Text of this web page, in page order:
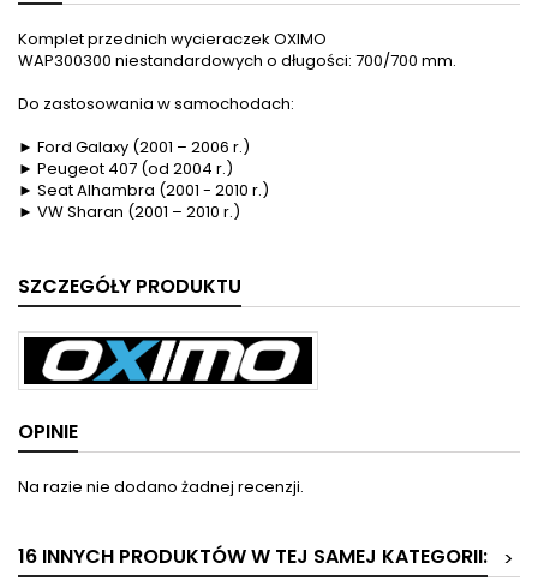
Komplet przednich wycieraczek OXIMO
WAP300300 niestandardowych o długości: 700/700 mm.
Do zastosowania w samochodach:
► Ford Galaxy (2001 – 2006 r.)
► Peugeot 407 (od 2004 r.)
► Seat Alhambra (2001 - 2010 r.)
► VW Sharan (2001 – 2010 r.)
SZCZEGÓŁY PRODUKTU
OPINIE
Na razie nie dodano żadnej recenzji.
16 INNYCH PRODUKTÓW W TEJ SAMEJ KATEGORII:
>